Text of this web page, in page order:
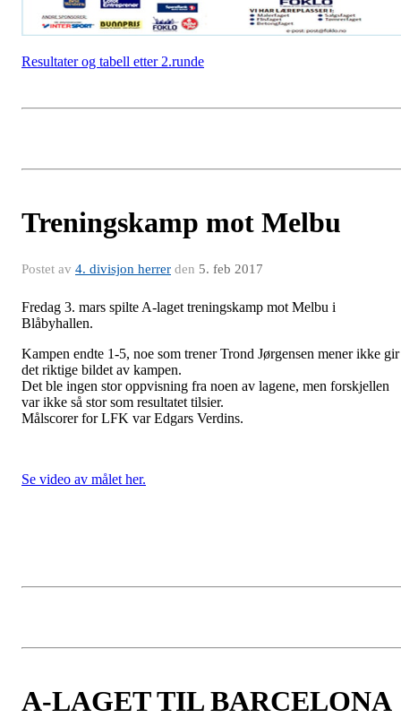
Resultater og tabell etter 2.runde
Treningskamp mot Melbu
Postet av 4. divisjon herrer den 5. feb 2017
Fredag 3. mars spilte A-laget treningskamp mot Melbu i
Blåbyhallen.
Kampen endte 1-5, noe som trener Trond Jørgensen mener ikke gir
det riktige bildet av kampen.
Det ble ingen stor oppvisning fra noen av lagene, men forskjellen
var ikke så stor som resultatet tilsier.
Målscorer for LFK var Edgars Verdins.
Se video av målet her.
A-LAGET TIL BARCELONA